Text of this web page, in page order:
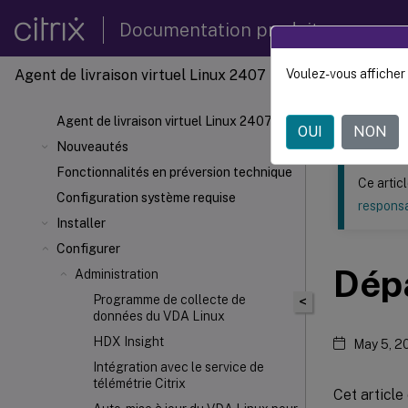
Documentation produit
Agent de livraison virtuel Linux 2407
Agent de livraison virtuel Linux 2407
Nouveautés
Fonctionnalités en préversion technique
Configuration système requise
Installer
Configurer
Administration
Programme de collecte de
données du VDA Linux
HDX Insight
Intégration avec le service de
télémétrie Citrix
Ce contenu a
Agent
<
Ce
May 5,
Cet article
Voulez-vous
OUI NON